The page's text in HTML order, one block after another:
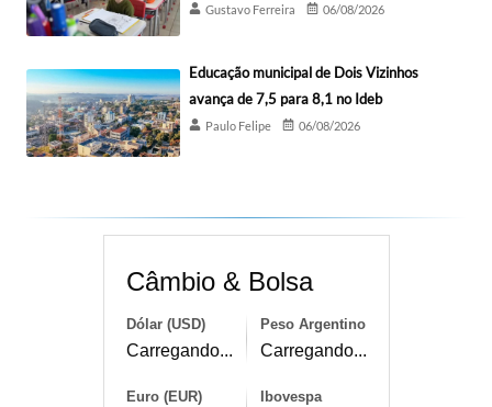
Gustavo Ferreira 06/08/2026
Educação municipal de Dois Vizinhos
avança de 7,5 para 8,1 no Ideb
Paulo Felipe 06/08/2026
Câmbio & Bolsa
Dólar (USD)
Carregando...
Peso Argentino
Carregando...
Euro (EUR) Ibovespa